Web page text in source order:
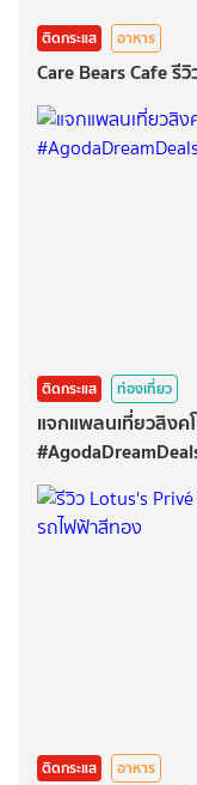
ติดกระแส อาหาร
Care Bears Cafe รี
ติดกระแส ท่องเที่ยว
แจกแพลนเที่ยวสิงค
ติดกระแส อาหาร